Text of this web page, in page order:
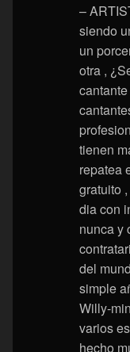
–
siendo
un
otra ,
tienen
repatea
gratuito
dia con
nunca y
del
simple
Willy-
varios
hecho